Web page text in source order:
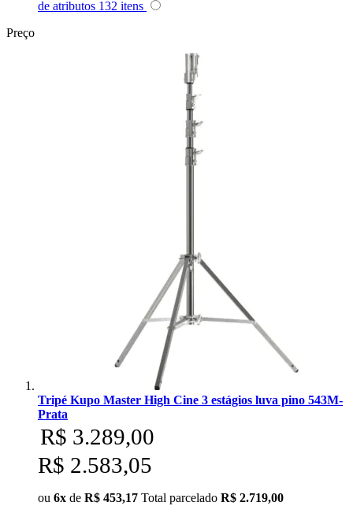
Visico
Waywel
de atributos 132 itens
Preço
Tripé Kupo Master High Cine 3 estágios luva pino 543M-
Prata
R$ 3.289,00
R$ 2.583,05
ou 6x de R$ 453,17 Total parcelado R$ 2.719,00